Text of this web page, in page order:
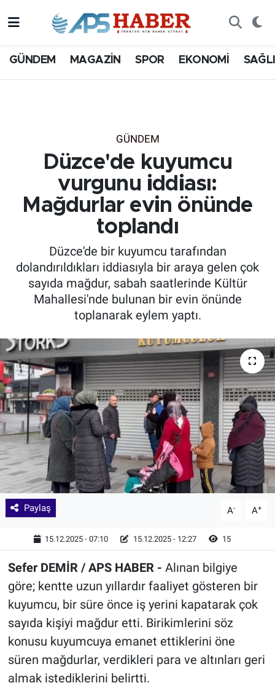
GÜNDEM MAGAZİN SPOR EKONOMİ
GÜNDEM
Düzce'de kuyumcu
vurgunu iddiası:
Mağdurlar evin önünde
toplandı
Düzce'de bir kuyumcu tarafından
dolandırıldıkları iddiasıyla bir araya gelen çok
sayıda mağdur, sabah saatlerinde Kültür
Mahallesi'nde bulunan bir evin önünde
toplanarak eylem yaptı.
Paylaş A- A+
15.12.2025 - 07:10 15.12.2025 - 12:27 15
Sefer DEMİR / APS HABER - Alınan bilgiye
göre; kentte uzun yıllardır faaliyet gösteren bir
kuyumcu, bir süre önce iş yerini kapatarak çok
sayıda kişiyi mağdur etti. Birikimlerini söz
konusu kuyumcuya emanet ettiklerini öne
süren mağdurlar, verdikleri para ve altınları geri
almak istediklerini belirtti.